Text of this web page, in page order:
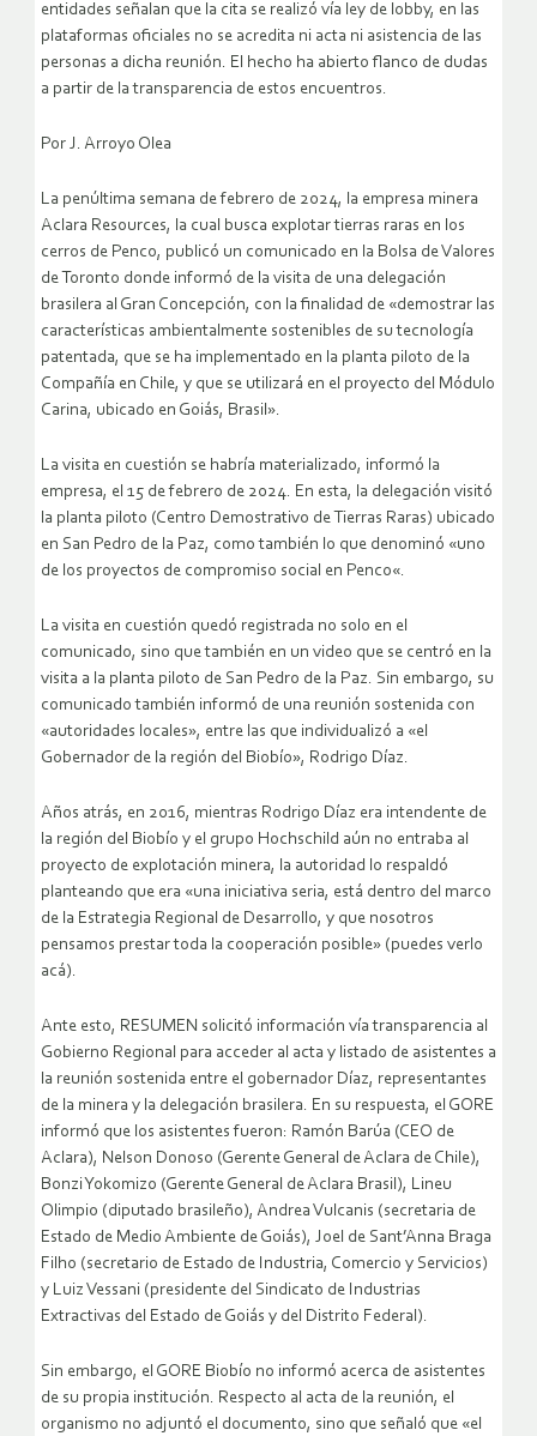
entidades señalan que la cita se realizó vía ley de lobby, en las
plataformas oficiales no se acredita ni acta ni asistencia de las
personas a dicha reunión. El hecho ha abierto flanco de dudas
a partir de la transparencia de estos encuentros.
Por J. Arroyo Olea
La penúltima semana de febrero de 2024, la empresa minera
Aclara Resources, la cual busca explotar tierras raras en los
cerros de Penco, publicó un comunicado en la Bolsa de Valores
de Toronto donde informó de la visita de una delegación
brasilera al Gran Concepción, con la finalidad de «demostrar las
características ambientalmente sostenibles de su tecnología
patentada, que se ha implementado en la planta piloto de la
Compañía en Chile, y que se utilizará en el proyecto del Módulo
Carina, ubicado en Goiás, Brasil».
La visita en cuestión se habría materializado, informó la
empresa, el 15 de febrero de 2024. En esta, la delegación visitó
la planta piloto (Centro Demostrativo de Tierras Raras) ubicado
en San Pedro de la Paz, como también lo que denominó «uno
de los proyectos de compromiso social en Penco«.
La visita en cuestión quedó registrada no solo en el
comunicado, sino que también en un video que se centró en la
visita a la planta piloto de San Pedro de la Paz. Sin embargo, su
comunicado también informó de una reunión sostenida con
«autoridades locales», entre las que individualizó a «el
Gobernador de la región del Biobío», Rodrigo Díaz.
Años atrás, en 2016, mientras Rodrigo Díaz era intendente de
la región del Biobío y el grupo Hochschild aún no entraba al
proyecto de explotación minera, la autoridad lo respaldó
planteando que era «una iniciativa seria, está dentro del marco
de la Estrategia Regional de Desarrollo, y que nosotros
pensamos prestar toda la cooperación posible» (puedes verlo
acá).
Ante esto, RESUMEN solicitó información vía transparencia al
Gobierno Regional para acceder al acta y listado de asistentes a
la reunión sostenida entre el gobernador Díaz, representantes
de la minera y la delegación brasilera. En su respuesta, el GORE
informó que los asistentes fueron: Ramón Barúa (CEO de
Aclara), Nelson Donoso (Gerente General de Aclara de Chile),
Bonzi Yokomizo (Gerente General de Aclara Brasil), Lineu
Olimpio (diputado brasileño), Andrea Vulcanis (secretaria de
Estado de Medio Ambiente de Goiás), Joel de Sant’Anna Braga
Filho (secretario de Estado de Industria, Comercio y Servicios)
y Luiz Vessani (presidente del Sindicato de Industrias
Extractivas del Estado de Goiás y del Distrito Federal).
Sin embargo, el GORE Biobío no informó acerca de asistentes
de su propia institución. Respecto al acta de la reunión, el
organismo no adjuntó el documento, sino que señaló que «el